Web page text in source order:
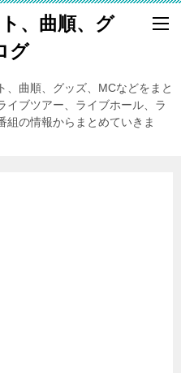
、曲順、グ
グ
、曲順、グッズ、MCなどをまと
イブツアー、ライブホール、ラ
組の情報からまとめていきま